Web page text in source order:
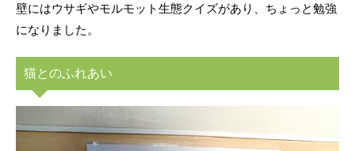
壁にはウサギやモルモット生態クイズがあり、ちょっと勉強
になりました。
猫とのふれあい